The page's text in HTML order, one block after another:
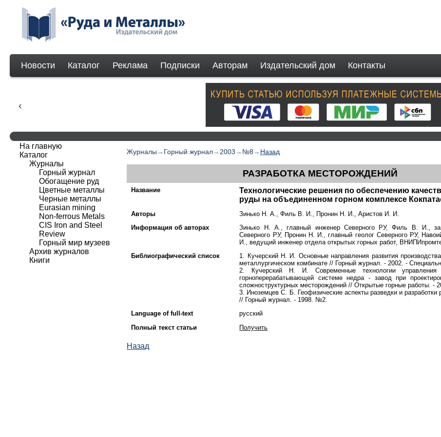
Новости Каталог Реклама Подписки Авторам Издательский дом Контакты
Журналы → Горный журнал→ 2003 → №8 → Назад
РАЗРАБОТКА МЕСТОРОЖДЕНИЙ
Название
Технологические решения по обеспечению
руды на объединенном горном комплексе
Авторы
Зинько Н. А., Филь В. И., Пронин Н. И., Аристов И. И.
Информация об авторах
Зинько Н. А., главный инженер Северного РУ, Филь В. И.,
Северного РУ, Пронин Н. И., главный геолог Северного РУ,
И., ведущий инженер отдела открытых горных работ,
Библиографический список
1. Кучерский Н. И. Основные направления развития
металлургическом комбинате // Горный журнал. - 2002. -
2. Кучерский Н. И. Современные технологии
горноперерабатывающей системе недра - завод при
сложноструктурных месторождений // Открытые горные работы. -
3. Иноземцев С. Б. Геофизические аспекты разведки и
// Горный журнал. - 1998. №2.
Language of full-text
русский
Полный текст статьи
Получить
Назад
На главную
Каталог
Журналы
Горный журнал
Обогащение руд
Цветные металлы
Черные металлы
Eurasian mining
Non-ferrous Мetals
CIS Iron and Steel
Review
Горный мир музеев
Архив журналов
Книги